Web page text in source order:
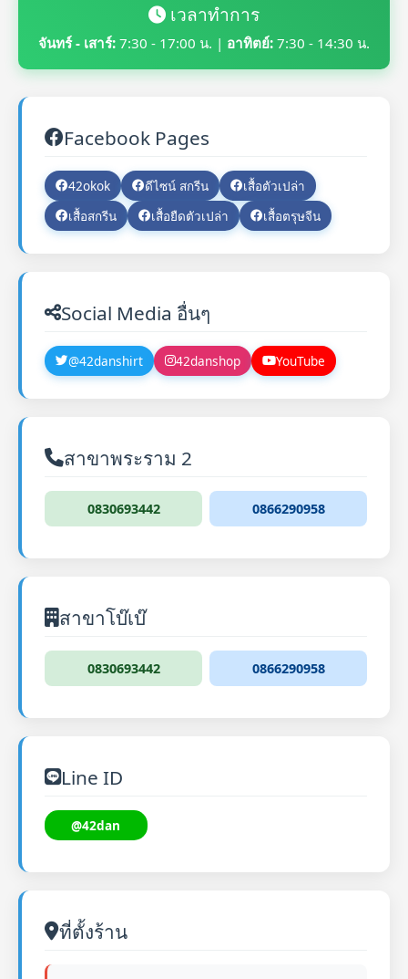
เวลาทำการ
จันทร์ - เสาร์: 7:30 - 17:00 น. | อาทิตย์: 7:30 - 14:30 น.
Facebook Pages
42okok ดีไซน์ สกรีน
เสื้อตัวเปล่า
เสื้อสกรีน
เสื้อยืดตัวเปล่า เสื้อตรุษจีน
Social Media อื่นๆ
@42danshirt 42danshop YouTube
สาขาพระราม 2
0830693442 0866290958
สาขาโบ๊เบ๊
0830693442 0866290958
Line ID
@42dan
ที่ตั้งร้าน